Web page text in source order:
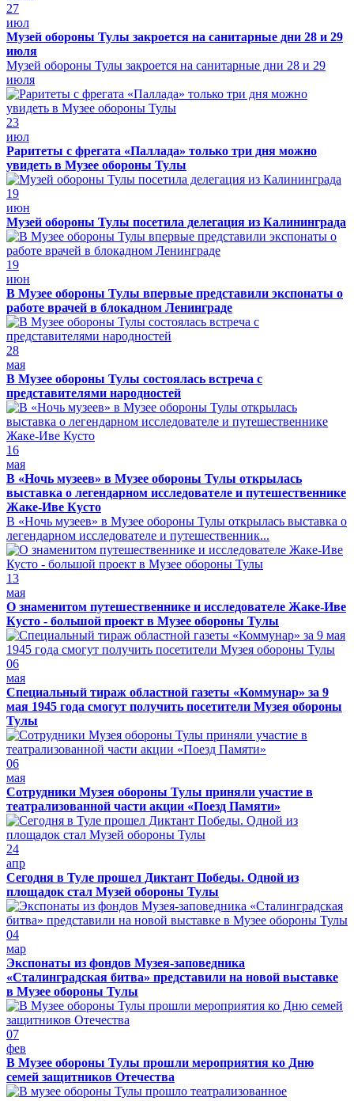
27
июл
Музей обороны Тулы закроется на санитарные дни 28 и 29
июля
Музей обороны Тулы закроется на санитарные дни 28 и 29
июля
23
июл
Раритеты с фрегата «Паллада» только три дня можно
увидеть в Музее обороны Тулы
19
июн
Музей обороны Тулы посетила делегация из Калининграда
19
июн
В Музее обороны Тулы впервые представили экспонаты о
работе врачей в блокадном Ленинграде
28
мая
В Музее обороны Тулы состоялась встреча с
представителями народностей
16
мая
В «Ночь музеев» в Музее обороны Тулы открылась
выставка о легендарном исследователе и путешественнике
Жаке-Иве Кусто
В «Ночь музеев» в Музее обороны Тулы открылась выставка о
легендарном исследователе и путешественник...
13
мая
О знаменитом путешественнике и исследователе Жаке-Иве
Кусто - большой проект в Музее обороны Тулы
06
мая
Специальный тираж областной газеты «Коммунар» за 9
мая 1945 года смогут получить посетители Музея обороны
Тулы
06
мая
Сотрудники Музея обороны Тулы приняли участие в
театрализованной части акции «Поезд Памяти»
24
апр
Сегодня в Туле прошел Диктант Победы. Одной из
площадок стал Музей обороны Тулы
04
мар
Экспонаты из фондов Музея-заповедника
«Сталинградская битва» представили на новой выставке
в Музее обороны Тулы
07
фев
В Музее обороны Тулы прошли мероприятия ко Дню
семей защитников Отечества